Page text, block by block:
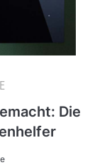
Die